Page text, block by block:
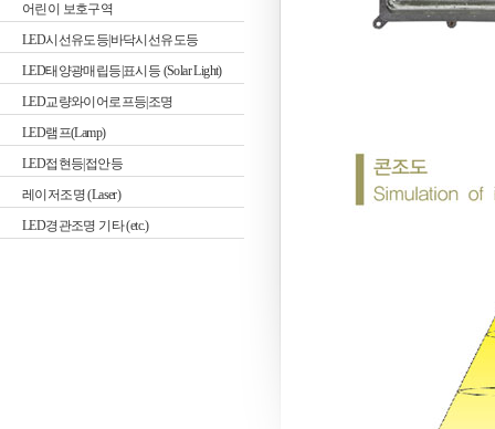
어린이 보호구역
LED시선유도등|바닥시선유도등
LED태양광매립등|표시등 (Solar Light)
LED교량와이어로프등|조명
LED램프(Lamp)
LED접현등|접안등
레이저조명 (Laser)
LED경관조명 기타 (etc.)